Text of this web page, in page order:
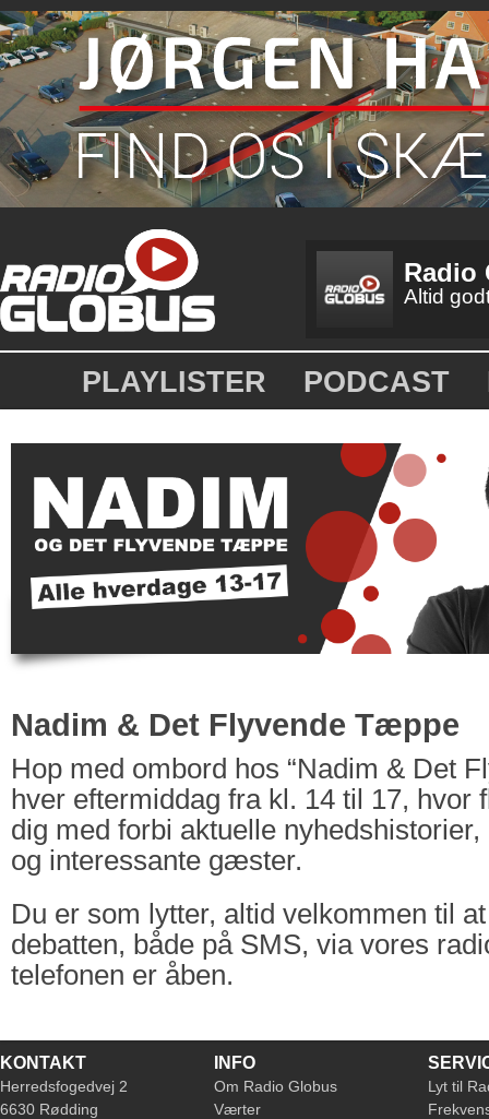
Radio
Altid
PLAYLISTER PODCAST
Nadim & Det Flyvende Tæppe
Hop med ombord hos “Nadim & Det
hver eftermiddag fra kl. 14 til 17, hvor
dig med forbi aktuelle
og interessante gæster.
Du er som lytter, altid velkommen til
debatten, både på SMS, via vores
telefonen er åben.
KONTAKT
Herredsfogedvej 2
6630 Rødding
INFO
Om Radio Globus
Værter
Lyt til